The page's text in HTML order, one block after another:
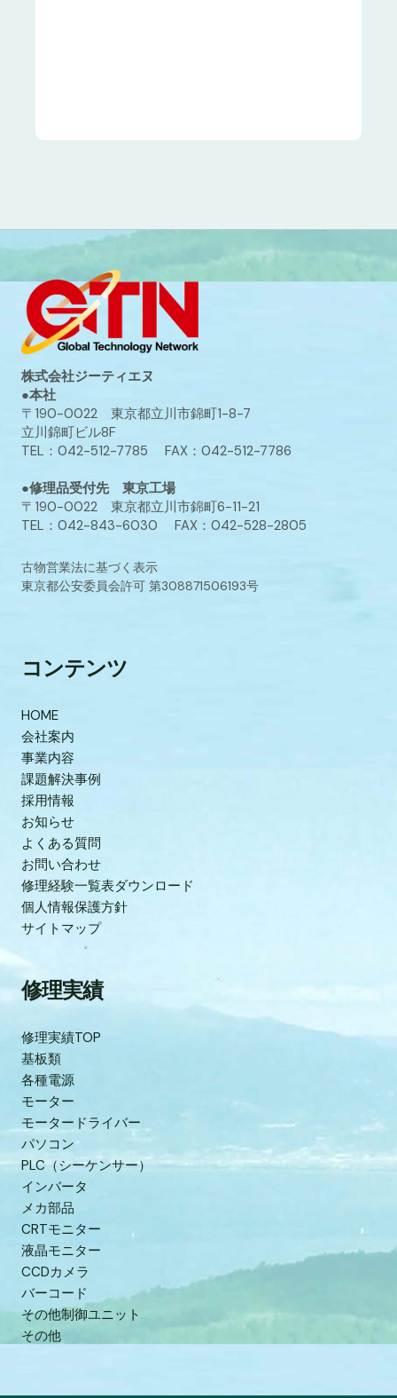
株式会社ジーティエヌ
●本社
〒190-0022 東京都立川市錦町1-8-7
立川錦町ビル8F
TEL：042-512-7785 FAX：042-512-7786
●修理品受付先 東京工場
〒190-0022 東京都立川市錦町6-11-21
TEL：042-843-6030 FAX：042-528-2805
古物営業法に基づく表示
東京都公安委員会許可 第308871506193号
コンテンツ
HOME
会社案内
事業内容
課題解決事例
採用情報
お知らせ
よくある質問
お問い合わせ
修理経験一覧表ダウンロード
個人情報保護方針
サイトマップ
修理実績
修理実績TOP
基板類
各種電源
モーター
モータードライバー
パソコン
PLC（シーケンサー）
インバータ
メカ部品
CRTモニター
液晶モニター
CCDカメラ
バーコード
その他制御ユニット
その他